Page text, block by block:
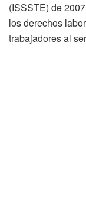
(ISSSTE) de
los derechos
trabajadores al